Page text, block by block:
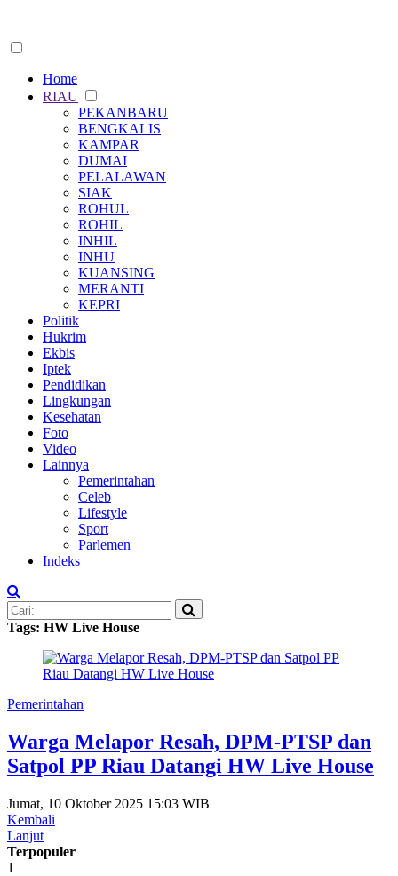
Home
RIAU
PEKANBARU
BENGKALIS
KAMPAR
DUMAI
PELALAWAN
SIAK
ROHUL
ROHIL
INHIL
INHU
KUANSING
MERANTI
KEPRI
Politik
Hukrim
Ekbis
Iptek
Pendidikan
Lingkungan
Kesehatan
Foto
Video
Lainnya
Pemerintahan
Celeb
Lifestyle
Sport
Parlemen
Indeks
Tags: HW Live House
Pemerintahan
Warga Melapor Resah, DPM-PTSP dan
Satpol PP Riau Datangi HW Live House
Jumat, 10 Oktober 2025 15:03 WIB
Kembali
Lanjut
Terpopuler
1